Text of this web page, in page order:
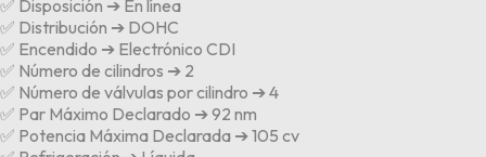
✅ Disposición ➔ En línea
✅ Distribución ➔ DOHC
✅ Encendido ➔ Electrónico CDI
✅ Número de cilindros ➔ 2
✅ Número de válvulas por cilindro ➔ 4
✅ Par Máximo Declarado ➔ 92 nm
✅ Potencia Máxima Declarada ➔ 105 cv